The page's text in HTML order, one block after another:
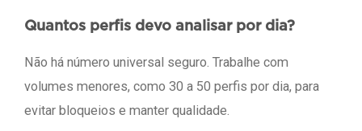
Quantos perfis devo analisar por dia?
Não há número universal seguro. Trabalhe com
volumes menores, como 30 a 50 perfis por dia, para
evitar bloqueios e manter qualidade.